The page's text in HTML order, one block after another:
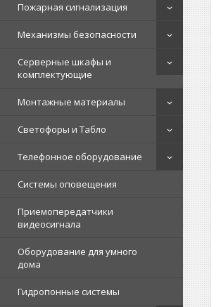
Пожарная сигнализация
Механизмы безопасности
Серверные шкафы и
комплектующие
Монтажные материалы
Светофоры и Табло
Телефонное оборудование
Системы оповещения
Приемопередатчики
видеосигнала
Оборудование для умного
дома
Гидропонные системы